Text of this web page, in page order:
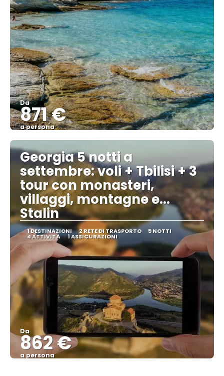
Da
871 €
a persona
Vedere
Georgia 5 notti a
settembre: voli + Tbilisi + 3
tour con monasteri,
villaggi, montagne e...
Stalin
1 DESTINAZIONI 2 RETE DI TRASPORTO 5 NOTTI
4 ATTIVITÀ 1 ASSICURAZIONI
Da
862 €
a persona